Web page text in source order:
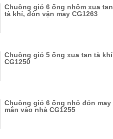
Chuông gió 6 ống nhôm xua tan
tà khí, đón vận may CG1263
Chuông gió 5 ống xua tan tà khí
CG1250
Chuông gió 6 ống nhỏ đón may
mắn vào nhà CG1255